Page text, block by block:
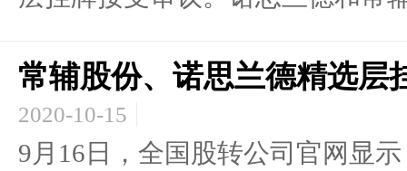
常辅股份、诺思兰德精选层
2020-10-15
9月16日，全国股转公司官网显